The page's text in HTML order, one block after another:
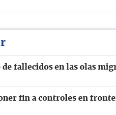
de fallecidos en las olas
fin a controles en